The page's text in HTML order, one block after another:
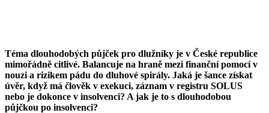
Téma dlouhodobých půjček pro dlužníky je v České republice
mimořádně citlivé. Balancuje na hraně mezi finanční pomocí v
nouzi a rizikem pádu do dluhové spirály. Jaká je šance získat
úvěr, když má člověk v exekuci, záznam v registru SOLUS
nebo je dokonce v insolvenci? A jak je to s dlouhodobou
půjčkou po insolvenci?